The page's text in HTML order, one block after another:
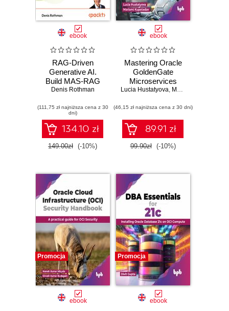
ebook
RAG-Driven
Generative AI.
Build MAS-RAG
with DualRAG,
multimodal video
pipelines, and
Oracle Database
23ai - Second
Edition
Denis Rothman
(111,75 zł najniższa cena z 30
dni)
134.10 zł
149.00zł (-10%)
ebook
Mastering Oracle
GoldenGate
Microservices
Lucia Hustatyova, Mariami Kupatadze
(46,15 zł najniższa cena z 30 dni)
89.91 zł
99.90zł (-10%)
Promocja
ebook
Promocja
ebook